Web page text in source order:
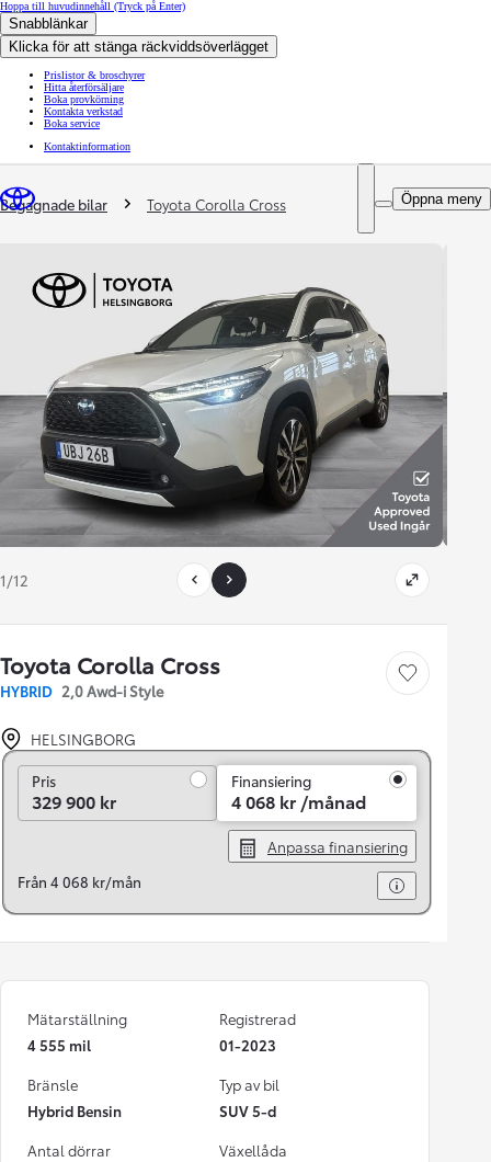
Hoppa till huvudinnehåll (Tryck på Enter)
Snabblänkar
Klicka för att stänga räckviddsöverlägget
Prislistor & broschyrer
Hitta återförsäljare
Boka provkörning
Kontakta verkstad
Boka service
Kontaktinformation
Öppna meny
You are here
Begagnade bilar Toyota Corolla Cross
1/12
Toyota Corolla Cross
HYBRID 2,0 Awd-i Style
Save car
HELSINGBORG
PrisPris
329 900 kr
Finansiering
4 068 kr /månad
Anpassa finansiering
Från 4 068 kr/mån
Mätarställning
4 555 mil
Registrerad
01-2023
Bränsle
Hybrid Bensin
Typ av bil
SUV 5-d
Antal dörrar
Växellåda